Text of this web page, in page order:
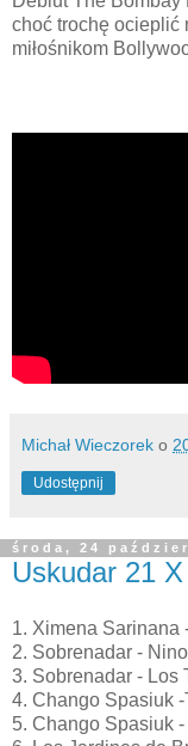
choć trochę ocieplić
miłośnikom
Michał Wieczorek o
Udostępnij
środa, 24
Uskudar 21
1. Ximena Sarinana
2. Sobrenadar -
3. Sobrenadar - Los
4. Chango Spasiuk
5. Chango Spasiuk -